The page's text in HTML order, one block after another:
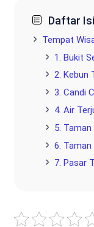
Daftar
Tempat
1. Bukit
2. Kebun
3. Candi
4. Air
5.
6.
7. Pasar